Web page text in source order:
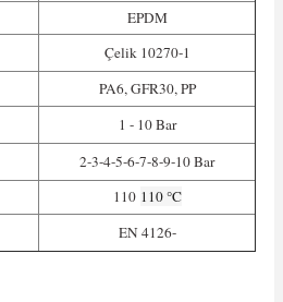
EPDM
Çelik 10270-1
PA6, GFR30, PP
1 - 10 Bar
2-3-4-5-6-7-8-9-10 Bar
110 110 °C
EN 4126-